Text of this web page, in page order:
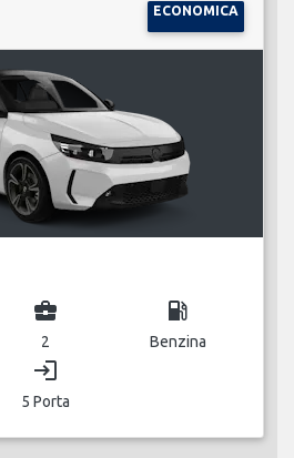
ECONOMICA
business_center
2
local_gas_station
Benzina
login
5 Porta